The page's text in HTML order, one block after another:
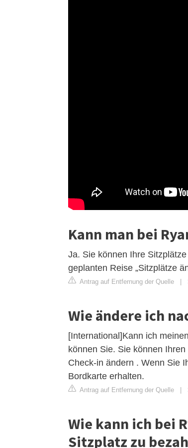
Kann man bei
Ja. Sie können Ihre
geplanten Reise „Sitzplätze
Antrag auf Entfernung der Quelle |
Wie ändere ich
[International]Kann ich
können Sie. Sie können
Check-in ändern . Wenn Sie
Bordkarte erhalten.
Antrag auf Entfernung der Quelle |
Wie kann ich bei
Sitzplatz zu